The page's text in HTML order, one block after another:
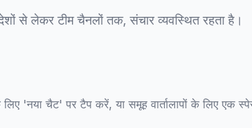
से लेकर टीम चैनलों तक, संचार व्यवस्थित रहता है।
'नया चैट' पर टैप करें, या समूह वार्तालापों के लिए एक